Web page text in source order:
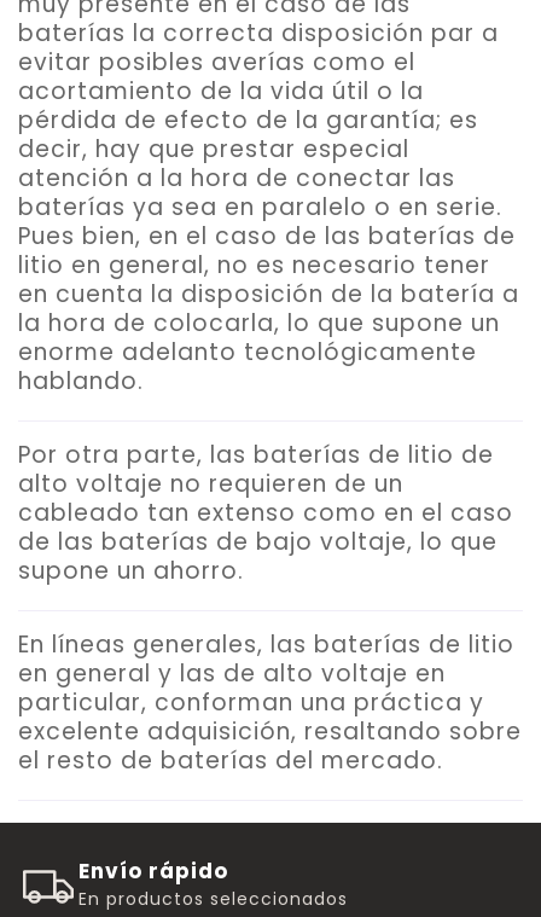
baterías la correcta disposición par a
evitar posibles averías como el
acortamiento de la vida útil o la
pérdida de efecto de la garantía; es
decir, hay que prestar especial
atención a la hora de conectar las
baterías ya sea en paralelo o en serie.
Pues bien, en el caso de las baterías de
litio en general, no es necesario tener
en cuenta la disposición de la batería a
la hora de colocarla, lo que supone un
enorme adelanto tecnológicamente
hablando.
Por otra parte, las baterías de litio de
alto voltaje no requieren de un
cableado tan extenso como en el caso
de las baterías de bajo voltaje, lo que
supone un ahorro.
En líneas generales, las baterías de litio
en general y las de alto voltaje en
particular, conforman una práctica y
excelente adquisición, resaltando sobre
el resto de baterías del mercado.
Envío rápido
En productos seleccionados